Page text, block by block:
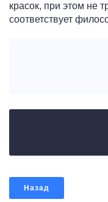
красок, при этом не
соответствует
Назад